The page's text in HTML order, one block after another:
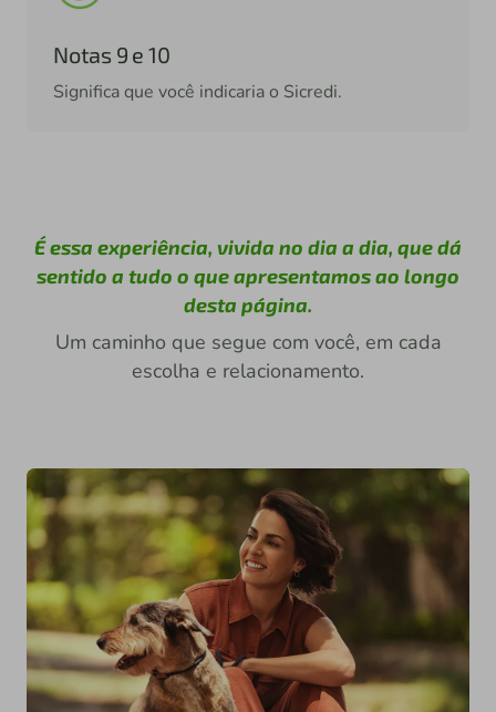
Notas 9 e 10
Significa que você indicaria o Sicredi.
É essa experiência, vivida no dia a dia, que dá
sentido a tudo o que apresentamos ao longo
desta página.
Um caminho que segue com você, em cada
escolha e relacionamento.